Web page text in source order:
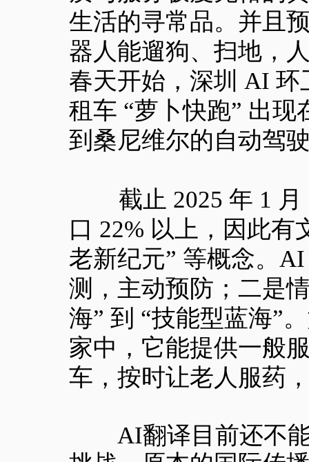
生活的寻常品。并且
器人能遛狗、扫地，
春天开始，深圳 AI 环
租车 “萝卜快跑” 出
到桑尼维尔的自动驾
截止 2025 年 1 月
口 22% 以上，因此有
老新纪元” 等概念。
测，主动预防；二是
海” 到 “技能型蓝海”
家中，它能提供一般
车，按时让老人服药
AI翻译目前还不能